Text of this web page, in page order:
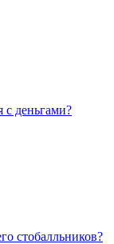
с деньгами?
стобалльников?